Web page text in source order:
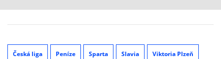
Česká liga Peníze Sparta Slavia Viktoria Plzeň